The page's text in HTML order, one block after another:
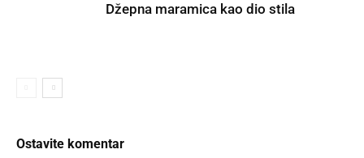
Džepna maramica kao dio stila
Ostavite komentar